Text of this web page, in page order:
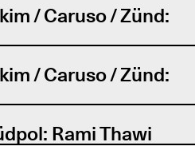
/ Caruso / Zünd:
/ Caruso / Zünd:
Rami Thawi